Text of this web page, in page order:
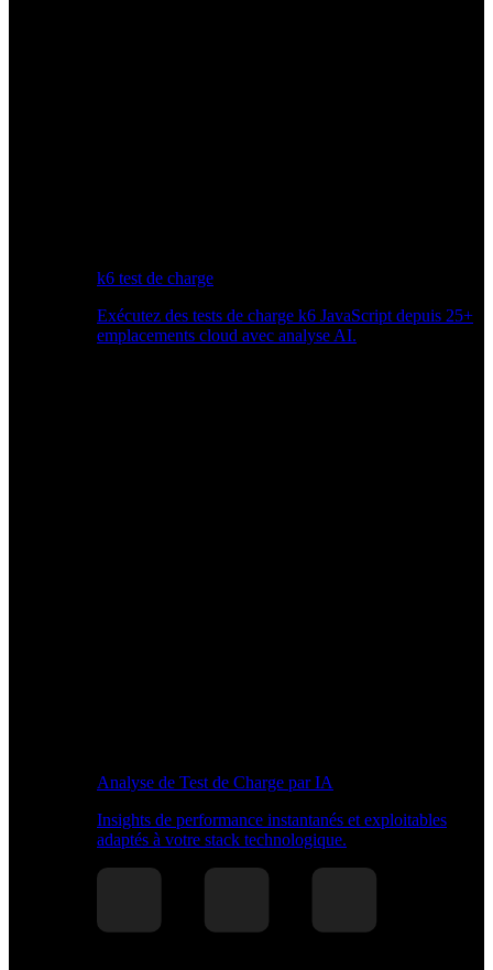
k6 test de charge
Exécutez des tests de charge k6 JavaScript depuis 25+
emplacements cloud avec analyse AI.
Analyse de Test de Charge par IA
Insights de performance instantanés et exploitables
adaptés à votre stack technologique.